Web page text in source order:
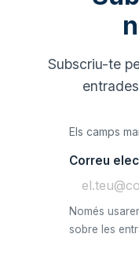
Subscriu-te
Els camps
Correu
Només
sobre les